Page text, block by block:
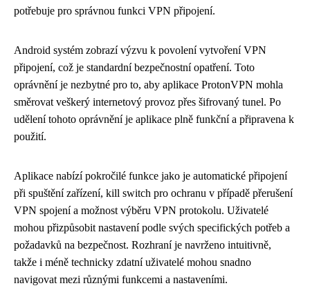
potřebuje pro správnou funkci VPN připojení.
Android systém zobrazí výzvu k povolení vytvoření VPN
připojení, což je standardní bezpečnostní opatření. Toto
oprávnění je nezbytné pro to, aby aplikace ProtonVPN mohla
směrovat veškerý internetový provoz přes šifrovaný tunel. Po
udělení tohoto oprávnění je aplikace plně funkční a připravena k
použití.
Aplikace nabízí pokročilé funkce jako je automatické připojení
při spuštění zařízení, kill switch pro ochranu v případě přerušení
VPN spojení a možnost výběru VPN protokolu. Uživatelé
mohou přizpůsobit nastavení podle svých specifických potřeb a
požadavků na bezpečnost. Rozhraní je navrženo intuitivně,
takže i méně technicky zdatní uživatelé mohou snadno
navigovat mezi různými funkcemi a nastaveními.